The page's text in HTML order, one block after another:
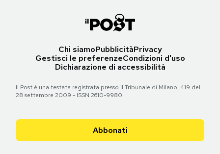
Chi siamoPubblicitàPrivacy
Gestisci le preferenzeCondizioni d'uso
Dichiarazione di accessibilità
Il Post è una testata registrata presso il Tribunale di Milano, 419 del
28 settembre 2009 - ISSN 2610-9980
Abbonati